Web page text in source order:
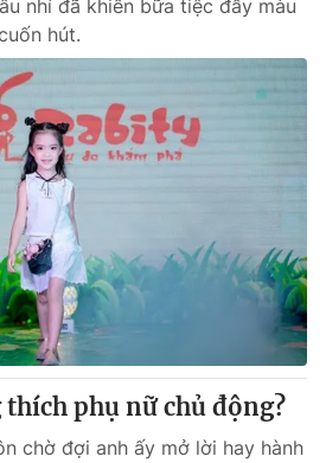
nhí đã khiến bữa tiệc đầy màu
hút.
thích phụ nữ chủ động?
chờ đợi anh ấy mở lời hay hành